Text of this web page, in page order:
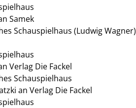
Samek
Schauspielhaus (Ludwig Wagner)
Verlag Die Fackel
Schauspielhaus
an Verlag Die Fackel